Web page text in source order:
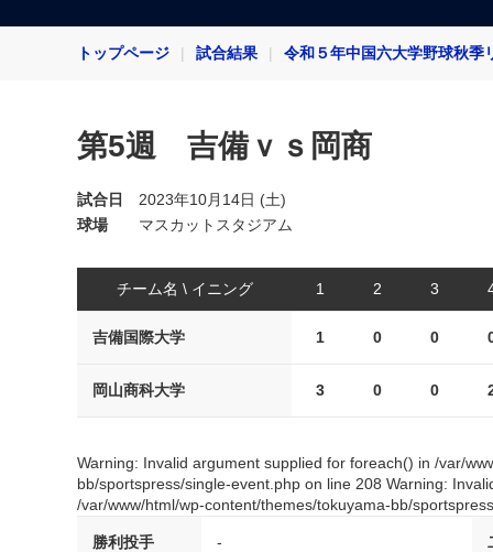
トップページ 試合結果 令和５年中国六大学野球秋季
第5週 吉備ｖｓ岡商
試合日
2023年10月14日 (土)
球場
マスカットスタジアム
チーム名 \ イニング 1 2 3
吉備国際大学 1 0 0
岡山商科大学 3 0 0
Warning: Invalid argument supplied for foreach() in /var/
bb/sportspress/single-event.php on line 208 Warning:
/var/www/html/wp-content/themes/tokuyama-bb/
勝利投手 -